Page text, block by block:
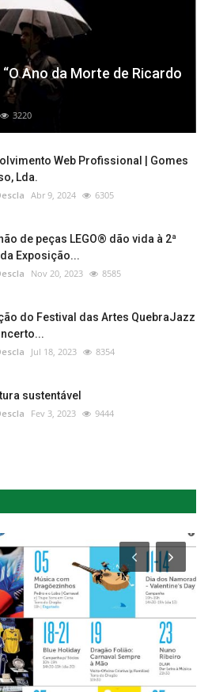
Ano da Morte de Ricardo
3220
Web Profissional | Gomes
Lda.
Abr 9, 2024 6305
de peças LEGO® dão vida à 2ª
Exposição...
Nov 20, 2023 8585
do Festival das Artes QuebraJazz
Jul 18, 2023 8354
sustentável
Fev 3, 2023 9444